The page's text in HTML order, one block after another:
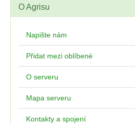
O Agrisu
Napište nám
Přidat mezi oblíbené
O serveru
Mapa serveru
Kontakty a spojení